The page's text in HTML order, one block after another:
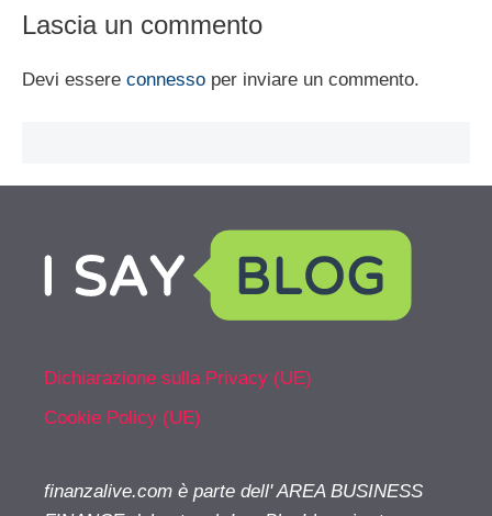
Lascia un commento
Devi essere connesso per inviare un commento.
Dichiarazione sulla Privacy (UE)
Cookie Policy (UE)
finanzalive.com è parte dell' AREA BUSINESS